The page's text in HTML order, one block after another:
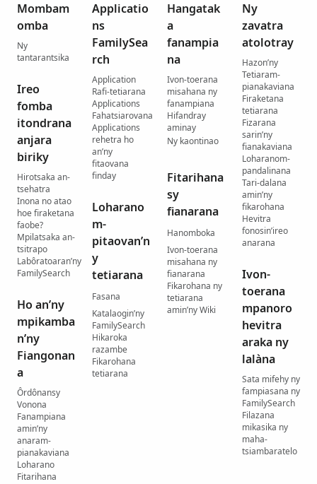
Mombam
omba
Ny
tantarantsika
Ireo
fomba
itondrana
anjara
biriky
Hirotsaka an-
tsehatra
Inona no atao
hoe firaketana
faobe?
Mpilatsaka an-
tsitrapo
Labôratoaran’ny
FamilySearch
Ho an’ny
mpikamba
n’ny
Fiangonan
a
Ôrdônansy
Vonona
Fanampiana
amin’ny
anaram-
pianakaviana
Loharano
Fitarihana
Applicatio
ns
FamilySea
rch
Application
Rafi-tetiarana
Applications
Fahatsiarovana
Applications
rehetra ho
an’ny
fitaovana
finday
Loharano
m-
pitaovan’n
y
tetiarana
Fasana
Katalaogin’ny
FamilySearch
Hikaroka
razambe
Fikarohana
tetiarana
Hangatak
a
fanampia
na
Ivon-toerana
misahana ny
fanampiana
Hifandray
aminay
Ny kaontinao
Fitarihana
sy
fianarana
Hanomboka
Ivon-toerana
misahana ny
fianarana
Fikarohana ny
tetiarana
amin’ny Wiki
Ny
zavatra
atolotray
Hazon’ny
Tetiaram-
pianakaviana
Firaketana
tetiarana
Fizarana
sarin’ny
fianakaviana
Loharanom-
pandalinana
Tari-dalana
amin’ny
fikarohana
Hevitra
fonosin’ireo
anarana
Ivon-
toerana
mpanoro
hevitra
araka ny
lalàna
Sata mifehy ny
fampiasana ny
FamilySearch
Filazana
mikasika ny
maha-
tsiambaratelo